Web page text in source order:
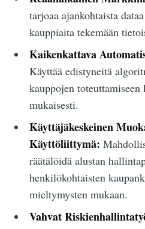
tarjoaa ajankohtaista
kauppiaita tekemään
Kaikenkattava
Käyttää edistyneitä
kauppojen toteuttamiseen
mukaisesti.
Käyttäjäkeskeinen
Käyttöliittymä:
räätälöidä alustan
henkilökohtaisten
mieltymysten mukaan.
Vahvat